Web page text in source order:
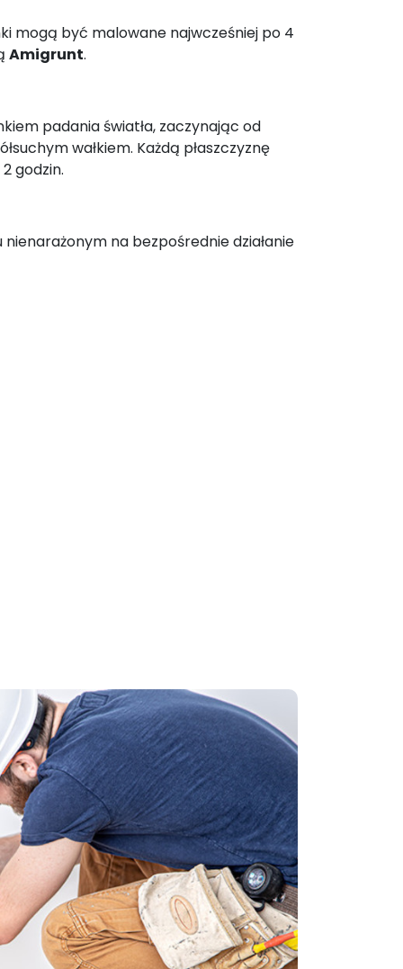
mogą być malowane najwcześniej po 4
Amigrunt.
padania światła, zaczynając od
wałkiem. Każdą płaszczyznę
godzin.
na bezpośrednie działanie